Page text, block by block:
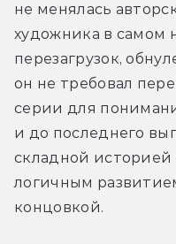
не менялась
художника в самом
перезагрузок,
он не требовал
серии для
и до последнего
складной
логичным
концовкой.